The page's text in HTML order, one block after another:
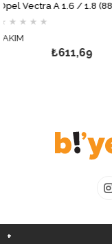
Opel Vectra A 1.6 / 1.8 (88-92) Ön Fren Balata Takımı DELPHİ
★
₺611,69